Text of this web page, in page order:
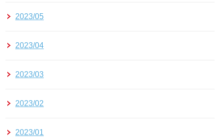
2023/05
2023/04
2023/03
2023/02
2023/01